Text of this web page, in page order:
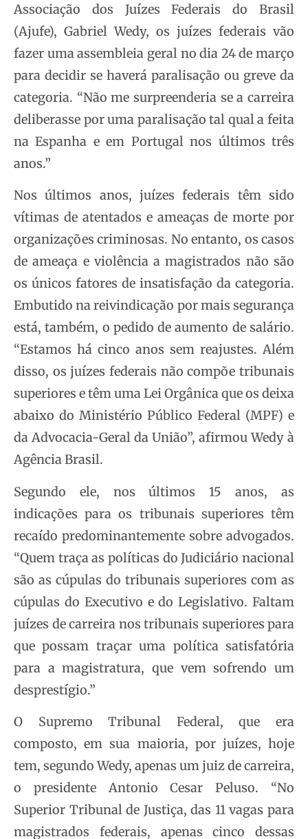
Associação dos Juízes Federais do Brasil
(Ajufe), Gabriel Wedy, os juízes federais vão
fazer uma assembleia geral no dia 24 de março
para decidir se haverá paralisação ou greve da
categoria. “Não me surpreenderia se a carreira
deliberasse por uma paralisação tal qual a feita
na Espanha e em Portugal nos últimos três
anos.”
Nos últimos anos, juízes federais têm sido
vítimas de atentados e ameaças de morte por
organizações criminosas. No entanto, os casos
de ameaça e violência a magistrados não são
os únicos fatores de insatisfação da categoria.
Embutido na reivindicação por mais segurança
está, também, o pedido de aumento de salário.
“Estamos há cinco anos sem reajustes. Além
disso, os juízes federais não compõe tribunais
superiores e têm uma Lei Orgânica que os deixa
abaixo do Ministério Público Federal (MPF) e
da Advocacia-Geral da União”, afirmou Wedy à
Agência Brasil.
Segundo ele, nos últimos 15 anos, as
indicações para os tribunais superiores têm
recaído predominantemente sobre advogados.
“Quem traça as políticas do Judiciário nacional
são as cúpulas do tribunais superiores com as
cúpulas do Executivo e do Legislativo. Faltam
juízes de carreira nos tribunais superiores para
que possam traçar uma política satisfatória
para a magistratura, que vem sofrendo um
desprestígio.”
O Supremo Tribunal Federal, que era
composto, em sua maioria, por juízes, hoje
tem, segundo Wedy, apenas um juiz de carreira,
o presidente Antonio Cesar Peluso. “No
Superior Tribunal de Justiça, das 11 vagas para
magistrados federais, apenas cinco dessas